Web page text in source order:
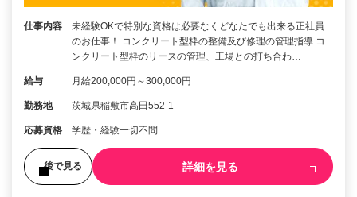
仕事内容
未経験OKで特別な資格は必要なくどなたでも出来る正社員
のお仕事！ コンクリート型枠の整備及び修理の管理指導 コ
ンクリート型枠のリースの管理、工場との打ち合わ…
給与 月給200,000円～300,000円
勤務地 茨城県稲敷市高田552-1
応募資格 学歴・経験一切不問
後で見る 詳細を見る